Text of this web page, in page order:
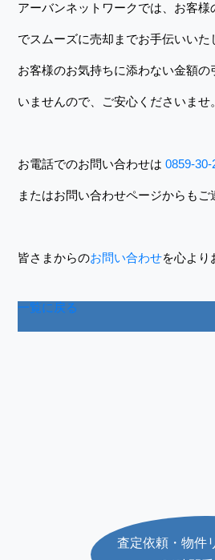
アーバンネットワークでは、お客様
でスムーズに売却までお手伝いいた
お客様のお気持ちに添わない金額
いませんので、ご安心くださいませ。
お電話でのお問い合わせは0859-30-
またはお問い合わせページからもご
皆さまからのお問い合わせを心より
一覧に戻る
査定依頼・物件